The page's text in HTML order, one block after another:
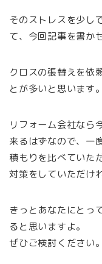
そのストレスを少し
て、今回記事を書か
クロスの張替えを依
とが多いと思います。
リフォーム会社なら
来るはずなので、一
積もりを比べていた
対策をしていただけ
きっとあなたにとっ
ると思いますよ。
ぜひご検討ください。